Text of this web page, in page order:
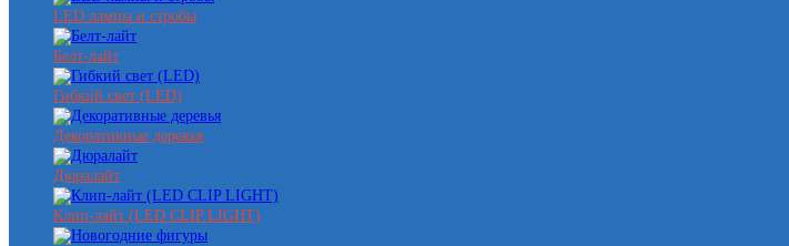
LED лампы и стробы
Белт-лайт
Гибкий свет (LED)
Декоративные деревья
Дюралайт
Клип-лайт (LED CLIP LIGHT)